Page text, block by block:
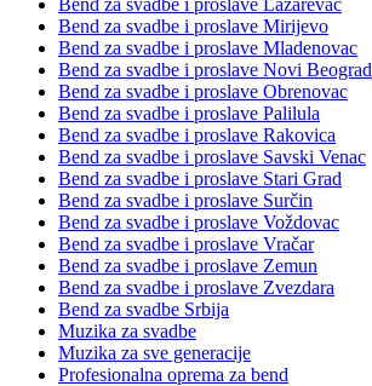
Bend za svadbe i proslave Mirijevo
Bend za svadbe i proslave Mladenovac
Bend za svadbe i proslave Novi Beograd
Bend za svadbe i proslave Obrenovac
Bend za svadbe i proslave Palilula
Bend za svadbe i proslave Rakovica
Bend za svadbe i proslave Savski Venac
Bend za svadbe i proslave Stari Grad
Bend za svadbe i proslave Surčin
Bend za svadbe i proslave Voždovac
Bend za svadbe i proslave Vračar
Bend za svadbe i proslave Zemun
Bend za svadbe i proslave Zvezdara
Bend za svadbe Srbija
Muzika za svadbe
Muzika za sve generacije
Profesionalna oprema za bend